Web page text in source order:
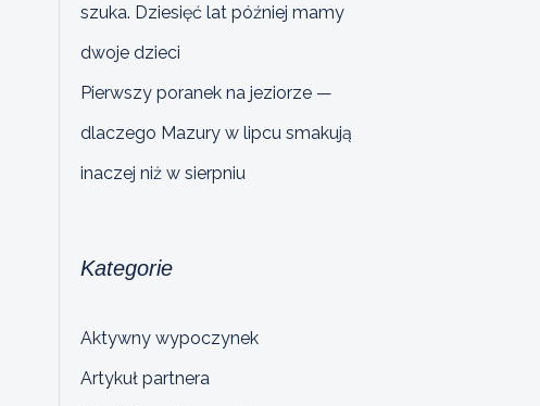
szuka. Dziesięć lat później mamy
dwoje dzieci
Pierwszy poranek na jeziorze —
dlaczego Mazury w lipcu smakują
inaczej niż w sierpniu
Kategorie
Aktywny wypoczynek
Artykuł partnera